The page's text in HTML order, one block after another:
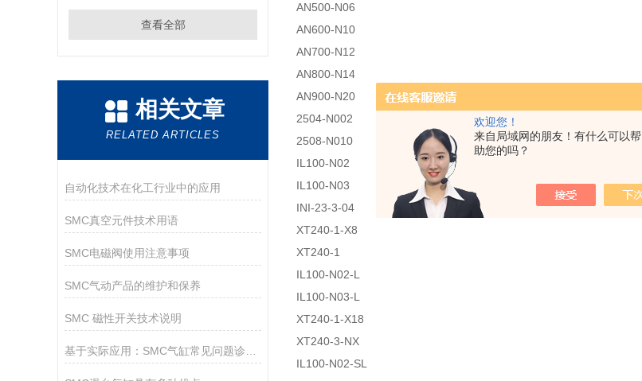
欢迎您！
来自局域网的朋友！有什么可以帮
助您的吗？
查看全部
相关文章
RELATED ARTICLES
自动化技术在化工行业中的应用
SMC真空元件技术用语
SMC电磁阀使用注意事项
SMC气动产品的维护和保养
SMC 磁性开关技术说明
AN500-N06
AN600-N10
AN700-N12
AN800-N14
AN900-N20
2504-N002
2508-N010
IL100-N02
IL100-N03
INI-23-3-04
XT240-1-X8
XT240-1
IL100-N02-L
IL100-N03-L
XT240-1-X18
XT240-3-NX
IL100-N02-SL